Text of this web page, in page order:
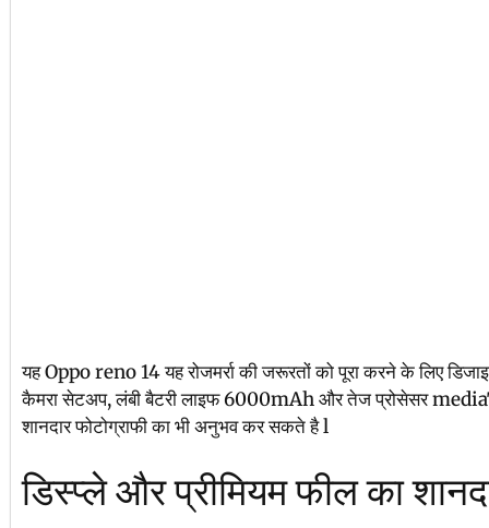
यह Oppo reno 14 यह रोजमर्रा की जरूरतों को पूरा करने के लिए
कैमरा सेटअप, लंबी बैटरी लाइफ 6000mAh और तेज प्रोसेसर
शानदार फोटोग्राफी का भी अनुभव कर सकते है l
डिस्प्ले और प्रीमियम फील का